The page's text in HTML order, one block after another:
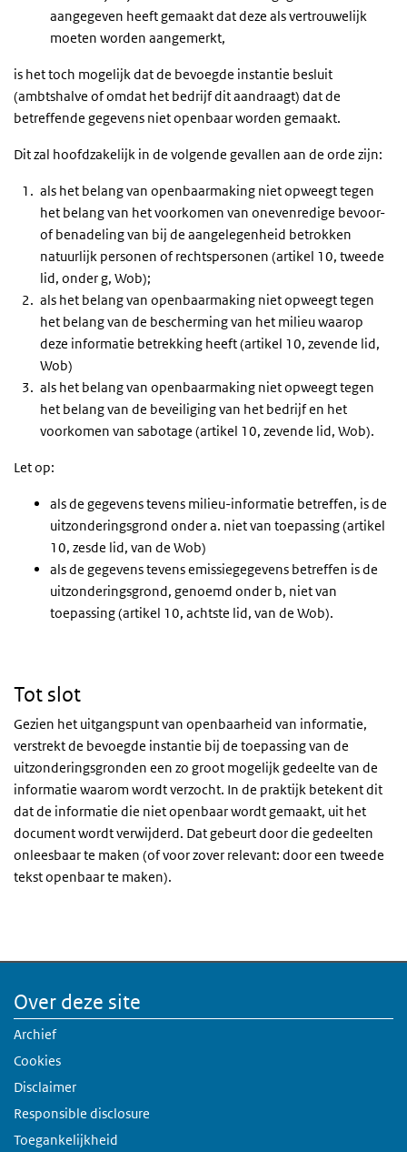
aangegeven heeft gemaakt dat deze als vertrouwelijk
moeten worden aangemerkt,
is het toch mogelijk dat de bevoegde instantie besluit
(ambtshalve of omdat het bedrijf dit aandraagt) dat de
betreffende gegevens niet openbaar worden gemaakt.
Dit zal hoofdzakelijk in de volgende gevallen aan de orde zijn:
als het belang van openbaarmaking niet opweegt tegen
het belang van het voorkomen van onevenredige bevoor-
of benadeling van bij de aangelegenheid betrokken
natuurlijk personen of rechtspersonen (artikel 10, tweede
lid, onder g, Wob);
als het belang van openbaarmaking niet opweegt tegen
het belang van de bescherming van het milieu waarop
deze informatie betrekking heeft (artikel 10, zevende lid,
Wob)
als het belang van openbaarmaking niet opweegt tegen
het belang van de beveiliging van het bedrijf en het
voorkomen van sabotage (artikel 10, zevende lid, Wob).
Let op:
als de gegevens tevens milieu-informatie betreffen, is de
uitzonderingsgrond onder a. niet van toepassing (artikel
10, zesde lid, van de Wob)
als de gegevens tevens emissiegegevens betreffen is de
uitzonderingsgrond, genoemd onder b, niet van
toepassing (artikel 10, achtste lid, van de Wob).
Tot slot
Gezien het uitgangspunt van openbaarheid van informatie,
verstrekt de bevoegde instantie bij de toepassing van de
uitzonderingsgronden een zo groot mogelijk gedeelte van de
informatie waarom wordt verzocht. In de praktijk betekent dit
dat de informatie die niet openbaar wordt gemaakt, uit het
document wordt verwijderd. Dat gebeurt door die gedeelten
onleesbaar te maken (of voor zover relevant: door een tweede
tekst openbaar te maken).
Over deze site
Archief
Cookies
Disclaimer
Responsible disclosure
Toegankelijkheid